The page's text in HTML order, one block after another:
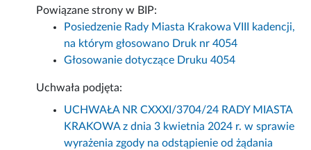
Powiązane strony w BIP:
Posiedzenie Rady Miasta Krakowa VIII kadencji,
na którym głosowano Druk nr 4054
Głosowanie dotyczące Druku 4054
Uchwała podjęta:
UCHWAŁA NR CXXXI/3704/24 RADY MIASTA
KRAKOWA z dnia 3 kwietnia 2024 r. w sprawie
wyrażenia zgody na odstąpienie od żądania